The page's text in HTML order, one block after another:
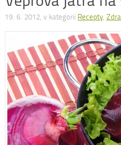
19. 6. 2012, v kategorii Recepty,